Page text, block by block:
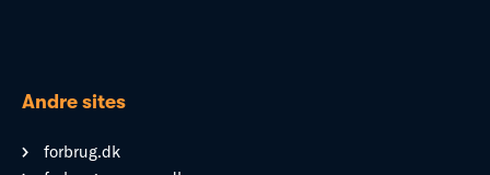
Andre sites
forbrug.dk